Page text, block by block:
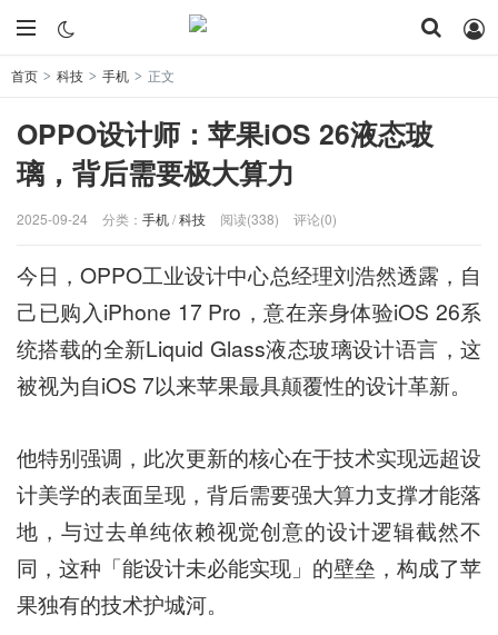
首页 > 科技 > 手机 > 正文
OPPO设计师：苹果iOS 26液态玻
璃，背后需要极大算力
2025-09-24 分类： 手机/科技 阅读(338) 评论(0)
今日，OPPO工业设计中心总经理刘浩然透露，自
己已购入iPhone 17 Pro，意在亲身体验iOS 26系
统搭载的全新Liquid Glass液态玻璃设计语言，这
被视为自iOS 7以来苹果最具颠覆性的设计革新。
他特别强调，此次更新的核心在于技术实现远超设
计美学的表面呈现，背后需要强大算力支撑才能落
地，与过去单纯依赖视觉创意的设计逻辑截然不
同，这种「能设计未必能实现」的壁垒，构成了苹
果独有的技术护城河。